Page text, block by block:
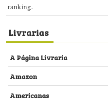
ranking.
Livrarias
A Página Livraria
Amazon
Americanas